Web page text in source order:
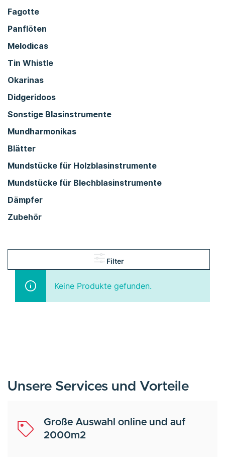
Fagotte
Panflöten
Melodicas
Tin Whistle
Okarinas
Didgeridoos
Sonstige Blasinstrumente
Mundharmonikas
Blätter
Mundstücke für Holzblasinstrumente
Mundstücke für Blechblasinstrumente
Dämpfer
Zubehör
Filter
Keine Produkte gefunden.
Unsere Services und Vorteile
Große Auswahl online und auf
2000m2